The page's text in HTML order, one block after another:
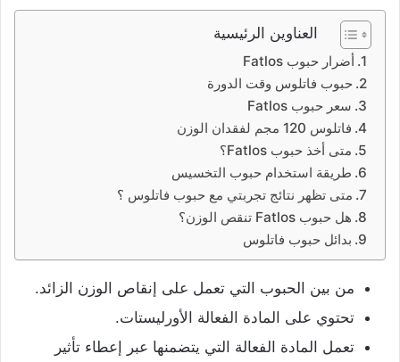
العناوين الرئيسية
أضرار حبوب Fatlos
حبوب فاتلوس وقت الدورة
سعر حبوب Fatlos
فاتلوس 120 مجم لفقدان الوزن
متى أخذ حبوب Fatlos؟
طريقة استخدام حبوب التخسيس
متى تظهر نتائج تجربتي مع حبوب فاتلوس ؟
هل حبوب Fatlos تنقص الوزن؟
بدائل حبوب فاتلوس
من بين الحبوب التي تعمل على إنقاص الوزن الزائد.
تحتوي على المادة الفعالة الأورليستات.
تعمل المادة الفعالة التي يتضمنها عبر إعطاء تأثير